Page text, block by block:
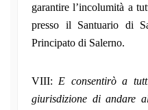
garantire l’incolumità a
presso il Santuario di
Principato di Salerno.
VIII: E consentirò a
giurisdizione di andare